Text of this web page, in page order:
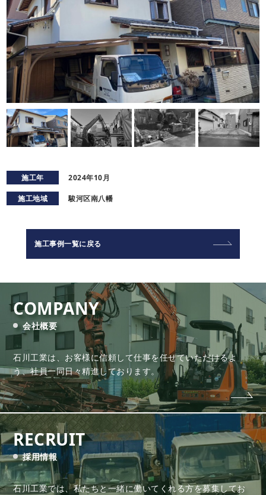
施工年 2024年10月
施工地域 駿河区南八幡
施工事例一覧に戻る
COMPANY
会社概要
石川工業は、お客様に信頼して仕事を任せていただけるよ
う、社員一同日々精進しております。
RECRUIT
採用情報
石川工業では、私たちと一緒に働いてくれる方を募集してお